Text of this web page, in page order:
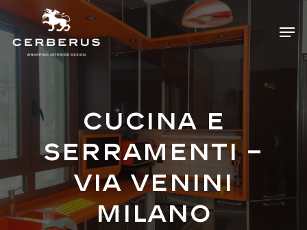
Skip
to
main
Cucina e
serramenti –
via Venini
Milano